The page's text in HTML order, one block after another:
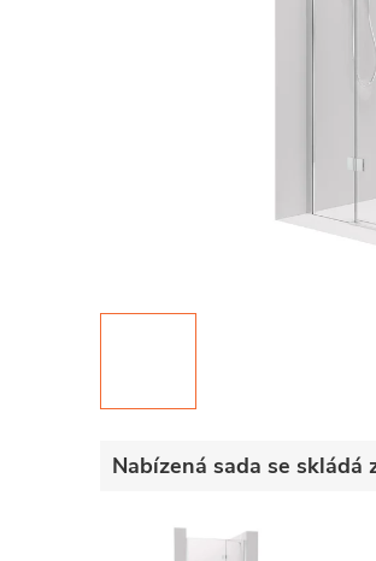
Nabízená sada se